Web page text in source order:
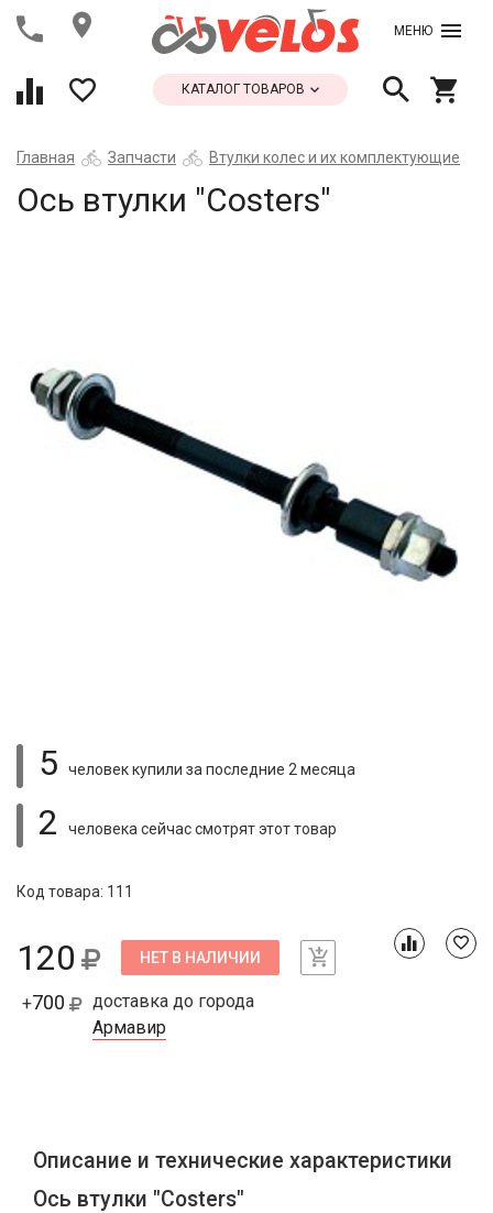
МЕНЮ
КАТАЛОГ ТОВАРОВ
Главная Запчасти Втулки колес и их комплектующие
Ось втулки "Costers"
5 человек купили за последние 2 месяца
2 человека сейчас смотрятэтот товар
Код товара: 111
120 НЕТ В НАЛИЧИИ
+700
доставка до города
Армавир
Описание и технические характеристики
Ось втулки "Costers"